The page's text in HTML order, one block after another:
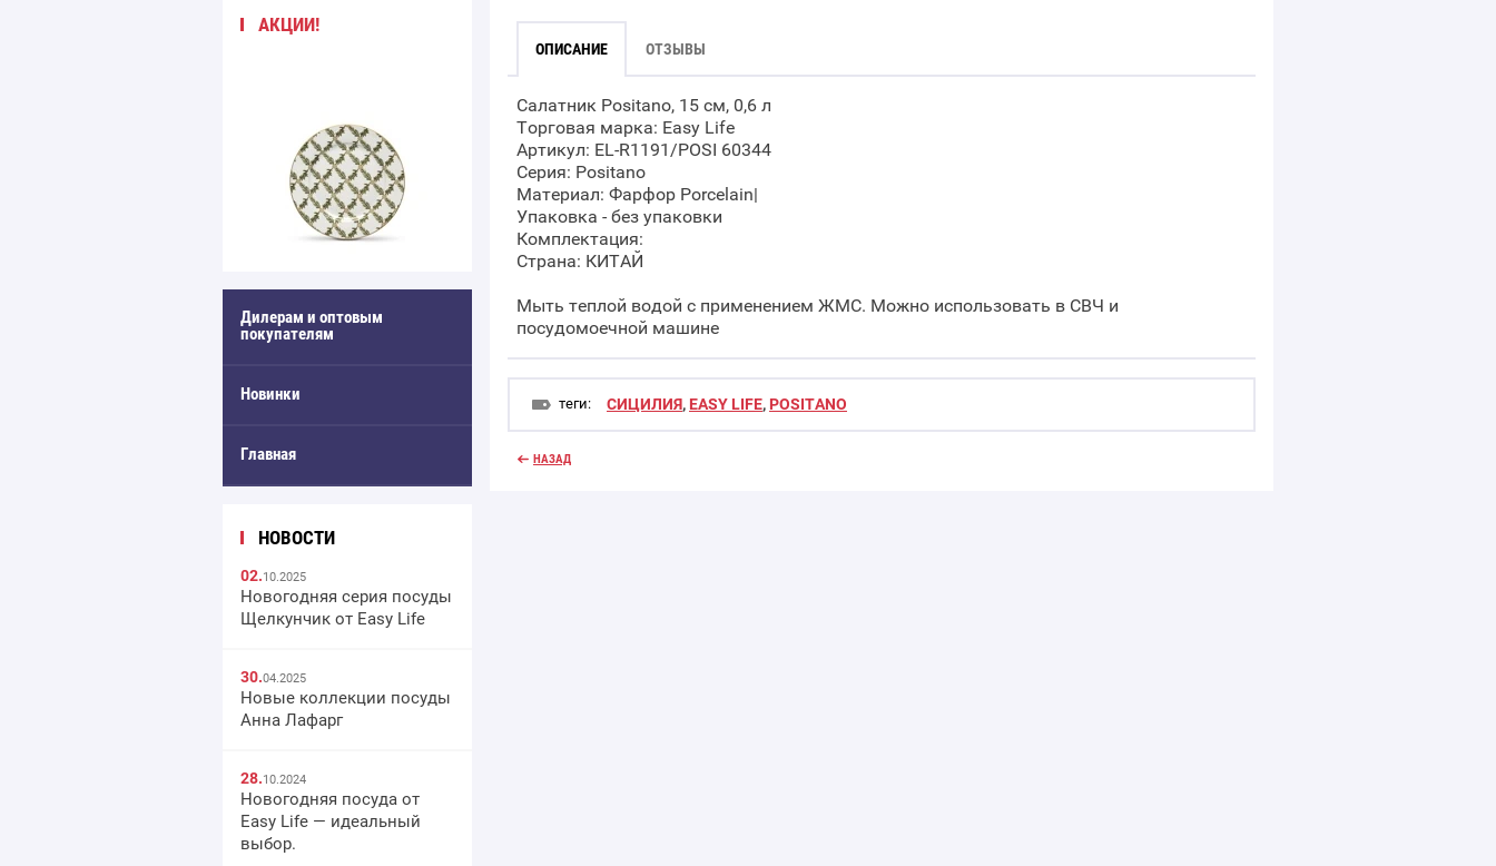
АКЦИИ!
Дилерам и оптовым
покупателям
Новинки
Главная
НОВОСТИ
02.10.2025
Новогодняя серия посуды
Щелкунчик от Easy Life
30.04.2025
Новые коллекции посуды
Анна Лафарг
28.10.2024
Новогодняя посуда от
Easy Life — идеальный
выбор.
ОПИСАНИЕ ОТЗЫВЫ
Салатник Positano, 15 см, 0,6 л
Торговая марка: Easy Life
Артикул: EL-R1191/POSI 60344
Серия: Positano
Материал: Фарфор Porcelain|
Упаковка - без упаковки
Комплектация:
Страна: КИТАЙ
Мыть теплой водой с применением ЖМС. Можно использовать в СВЧ и
посудомоечной машине
теги: СИЦИЛИЯ, EASY LIFE, POSITANO
НАЗАД